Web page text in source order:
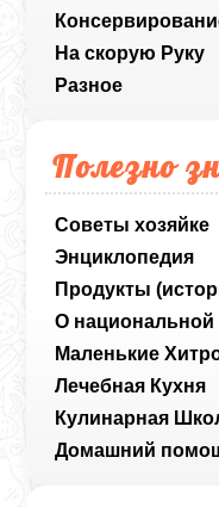
На скорую Руку
Разное
Полезно
Советы хозяйке
Энциклопедия
Продукты
О национальной
Маленькие
Лечебная Кухня
Кулинарная
Домашний